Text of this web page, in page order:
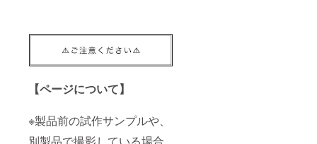
【ページについて】
※製品前の試作サンプルや、